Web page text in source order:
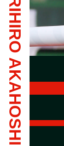
NORIHIRO AKAHOSHI